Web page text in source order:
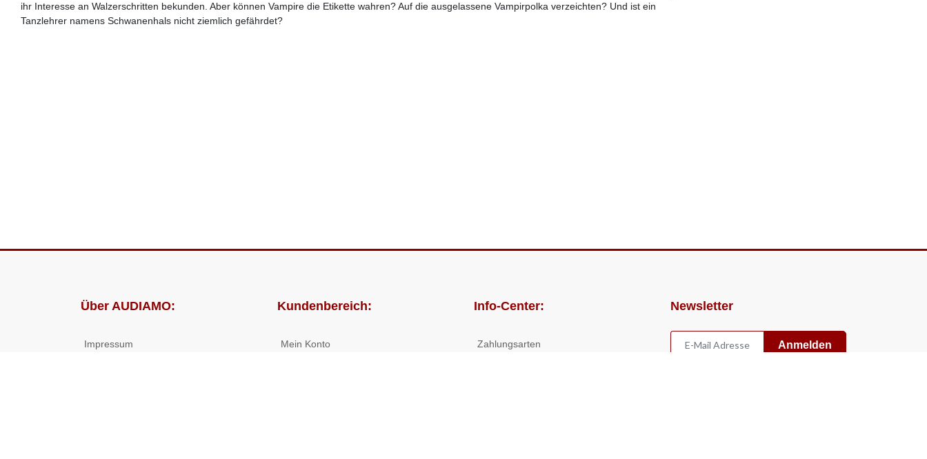
ihr Interesse an Walzerschritten bekunden. Aber können Vampire die Etikette wahren? Auf die ausgelassene Vampirpolka verzeichten? Und ist ein
Tanzlehrer namens Schwanenhals nicht ziemlich gefährdet?
Über AUDIAMO:
Impressum
Kundenbereich:
Mein Konto
Info-Center:
Zahlungsarten
Newsletter
Anmelden